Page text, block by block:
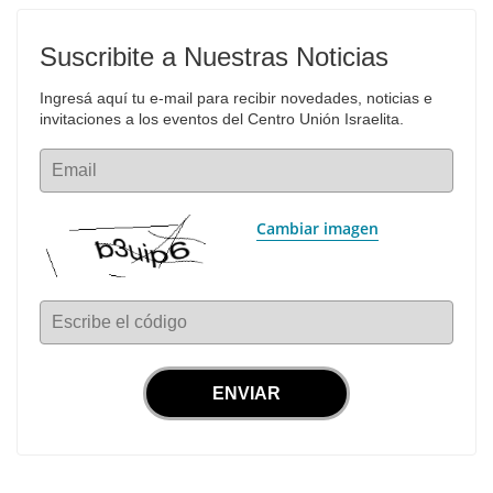
Suscribite a Nuestras Noticias
Ingresá aquí tu e-mail para recibir novedades, noticias e
invitaciones a los eventos del Centro Unión Israelita.
Email
Cambiar imagen
Escribe el código